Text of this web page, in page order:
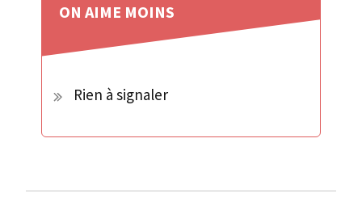
ON AIME MOINS
Rien à signaler